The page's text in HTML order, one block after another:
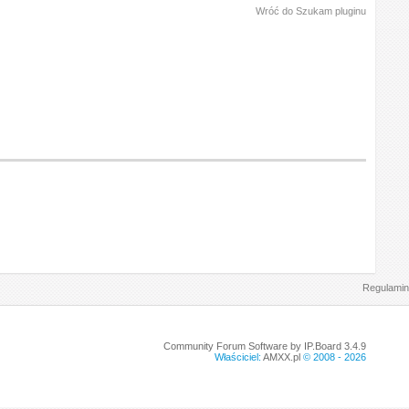
Wróć do Szukam pluginu
Regulamin
Community Forum Software by IP.Board 3.4.9
Właściciel: AMXX.pl© 2008 - 2026